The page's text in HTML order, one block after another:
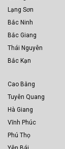
Lạng Sơn
Bắc Ninh
Bắc Giang
Thái Nguyên
Bắc Kạn
Cao Bằng
Tuyên Quang
Hà Giang
Vĩnh Phúc
Phú Thọ